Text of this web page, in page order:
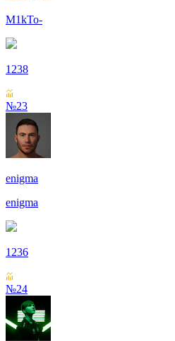
M1kTo-
1238
№23
enigma
enigma
1236
№24